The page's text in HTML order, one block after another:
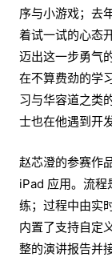
序与小游戏；去
着试一试的心态
迈出这一步勇气
在不算费劲的学
习与华容道之类
士也在他遇到开
赵芯澄的参赛作
iPad 应用。流程
练；过程中由实
内置了支持自定
整的演讲报告并